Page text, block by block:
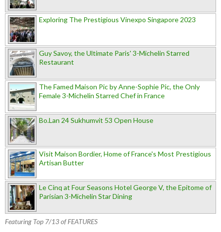
Exploring The Prestigious Vinexpo Singapore 2023
Guy Savoy, the Ultimate Paris' 3-Michelin Starred
Restaurant
The Famed Maison Pic by Anne-Sophie Pic, the Only
Female 3-Michelin Starred Chef in France
Bo.Lan 24 Sukhumvit 53 Open House
Visit Maison Bordier, Home of France's Most Prestigious
Artisan Butter
Le Cinq at Four Seasons Hotel George V, the Epitome of
Parisian 3-Michelin Star Dining
Featuring Top 7/13 of FEATURES